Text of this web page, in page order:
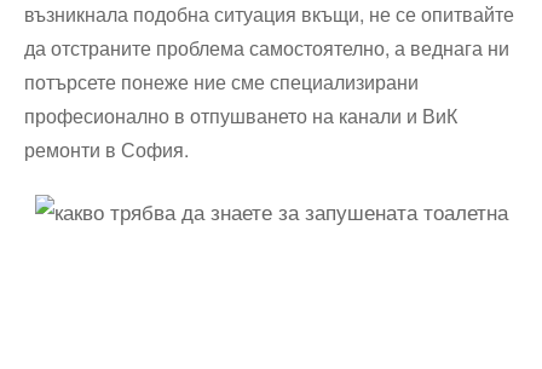
възникнала подобна ситуация вкъщи, не се опитвайте
да отстраните проблема самостоятелно, а веднага ни
потърсете понеже ние сме специализирани
професионално в отпушването на канали и ВиК
ремонти в София.